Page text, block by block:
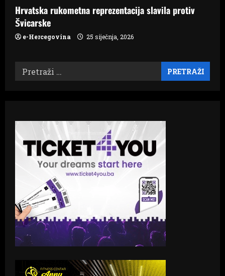
Hrvatska rukometna reprezentacija slavila protiv
Švicarske
e-Hercegovina 25 siječnja, 2026
Pretraži: